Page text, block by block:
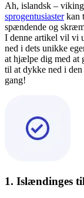
Ah, islandsk –
sprogentusiasterkan
spændende og
I denne artikel vil vi
ned i dets unikke
at hjælpe dig med at
til at dykke ned i
gang!
1. Islændinges